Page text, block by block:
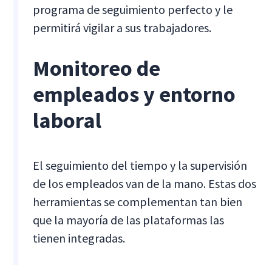
programa de seguimiento perfecto y le
permitirá vigilar a sus trabajadores.
Monitoreo de
empleados y entorno
laboral
El seguimiento del tiempo y la supervisión
de los empleados van de la mano. Estas dos
herramientas se complementan tan bien
que la mayoría de las plataformas las
tienen integradas.